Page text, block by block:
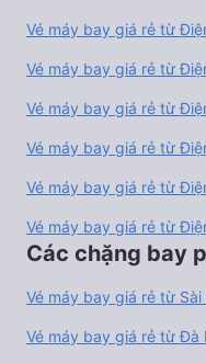
Vé máy bay giá rẻ từ
Vé máy bay giá rẻ từ
Vé máy bay giá rẻ từ
Vé máy bay giá rẻ từ
Vé máy bay giá rẻ từ
Vé máy bay giá rẻ từ
Các chặng bay
Vé máy bay giá rẻ từ Sài
Vé máy bay giá rẻ từ Đà